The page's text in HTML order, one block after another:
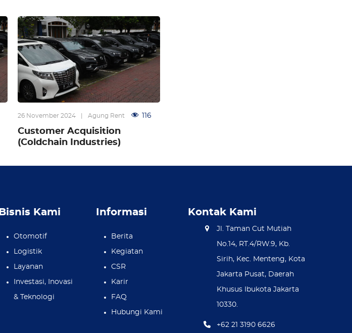
26 November 2024 Agung Rent 116
Customer Acquisition
(Coldchain Industries)
Bisnis Kami
Otomotif
Logistik
Layanan
Investasi, Inovasi
& Teknologi
Informasi
Berita
Kegiatan
CSR
Karir
FAQ
Hubungi Kami
Kontak Kami
Jl. Taman Cut Mutiah
No.14, RT.4/RW.9, Kb.
Sirih, Kec. Menteng, Kota
Jakarta Pusat, Daerah
Khusus Ibukota Jakarta
10330.
+62 21 3190 6626